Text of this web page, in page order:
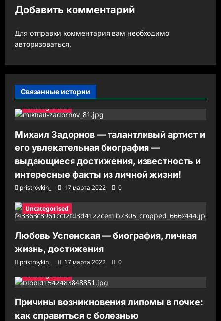
з
п
и
с
и
Добавить комментарий
Для отправки комментария вам необходимо
авторизоваться.
Связанные истории
Uncategorised
Михаил Задорнов — талантливый артист и
его увлекательная биография —
выдающиеся достижения, известность и
интересные факты из личной жизни!
pristroykin_ 17 марта 2022 0
Uncategorised
Любовь Успенская — биография, личная
жизнь, достижения
pristroykin_ 17 марта 2022
0
Uncategorised
Причины возникновения липомы в почке:
как справиться с болезнью